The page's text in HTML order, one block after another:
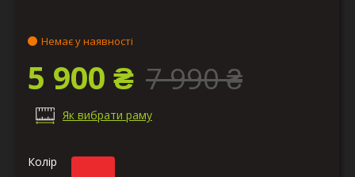
Немає у наявності
5 900 ₴ 7 990 ₴
Як вибрати раму
Колір